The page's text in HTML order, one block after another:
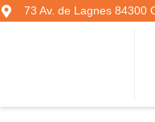
73 Av. de Lagnes 84300